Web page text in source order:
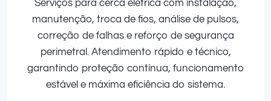
Serviços para cerca elétrica com instalação,
manutenção, troca de fios, análise de pulsos,
correção de falhas e reforço de segurança
perimetral. Atendimento rápido e técnico,
garantindo proteção contínua, funcionamento
estável e máxima eficiência do sistema.